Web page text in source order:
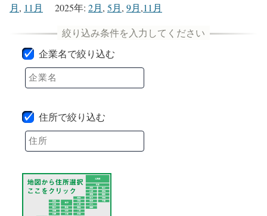
月, 11月 2025年: 2月, 5月, 9月,11月
企業名で絞り込む
住所で絞り込む